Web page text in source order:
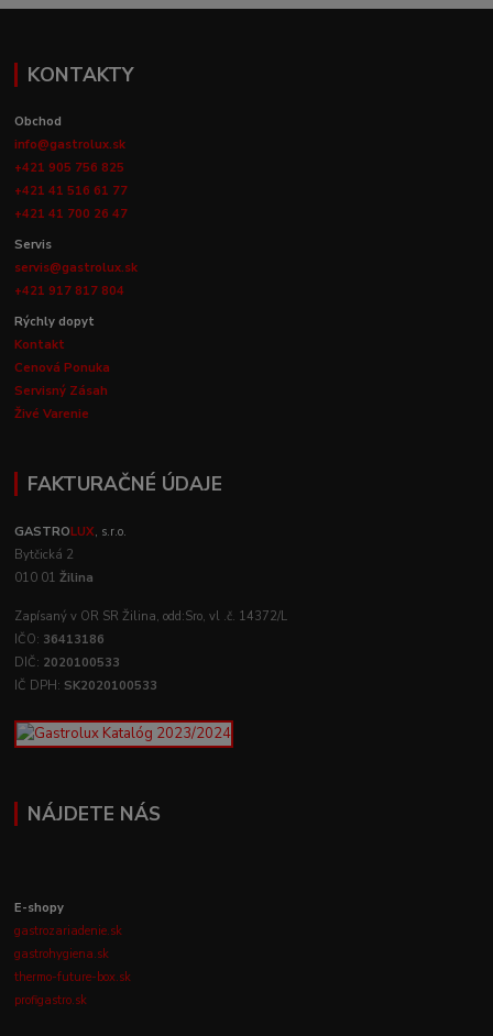
KONTAKTY
Obchod
info@gastrolux.sk
+421 905 756 825
+421 41 516 61 77
+421 41 700 26 47
Servis
servis@gastrolux.sk
+421 917 817 804
Rýchly dopyt
Kontakt
Cenová Ponuka
Servisný Zásah
Živé Varenie
FAKTURAČNÉ ÚDAJE
GASTROLUX, s.r.o.
Bytčická 2
010 01Žilina
Zapísaný v OR SR Žilina, odd:Sro, vl .č. 14372/L
IČO: 36413186
DIČ: 2020100533
IČ DPH: SK2020100533
NÁJDETE NÁS
E-shopy
gastrozariadenie.sk
gastrohygiena.sk
thermo-future-box.sk
profigastro.sk